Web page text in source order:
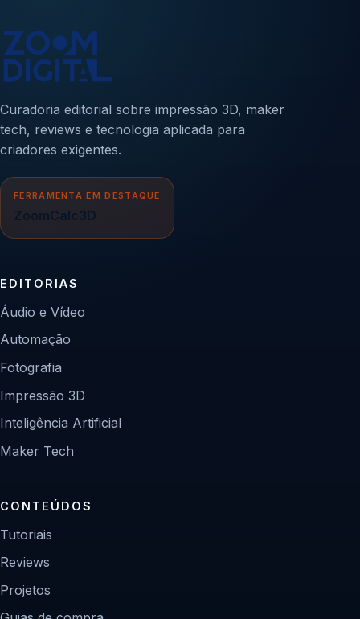
Curadoria editorial sobre impressão 3D, maker
tech, reviews e tecnologia aplicada para
criadores exigentes.
FERRAMENTA EM DESTAQUE
ZoomCalc3D
EDITORIAS
Áudio e Vídeo
Automação
Fotografia
Impressão 3D
Inteligência Artificial
Maker Tech
CONTEÚDOS
Tutoriais
Reviews
Projetos